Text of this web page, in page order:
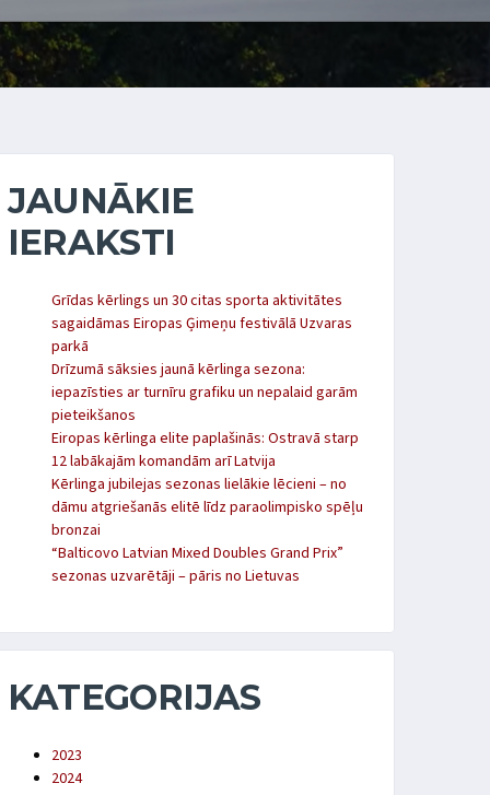
JAUNĀKIE
IERAKSTI
Grīdas kērlings un 30 citas sporta aktivitātes
sagaidāmas Eiropas Ģimeņu festivālā Uzvaras
parkā
Drīzumā sāksies jaunā kērlinga sezona:
iepazīsties ar turnīru grafiku un nepalaid garām
pieteikšanos
Eiropas kērlinga elite paplašinās: Ostravā starp
12 labākajām komandām arī Latvija
Kērlinga jubilejas sezonas lielākie lēcieni – no
dāmu atgriešanās elitē līdz paraolimpisko spēļu
bronzai
“Balticovo Latvian Mixed Doubles Grand Prix”
sezonas uzvarētāji – pāris no Lietuvas
KATEGORIJAS
2023
2024